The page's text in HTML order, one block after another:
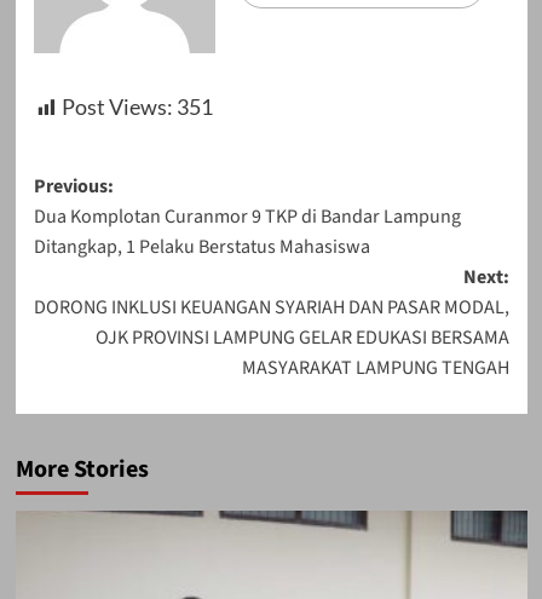
Post Views: 351
Post
navigation
Previous:
Dua Komplotan Curanmor 9 TKP di Bandar Lampung
Ditangkap, 1 Pelaku Berstatus Mahasiswa
Next:
DORONG INKLUSI KEUANGAN SYARIAH DAN PASAR MODAL,
OJK PROVINSI LAMPUNG GELAR EDUKASI BERSAMA
MASYARAKAT LAMPUNG TENGAH
More Stories